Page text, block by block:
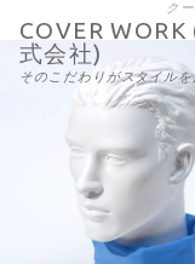
COVER
式会社)
そのこだわりがスタイルを
ク